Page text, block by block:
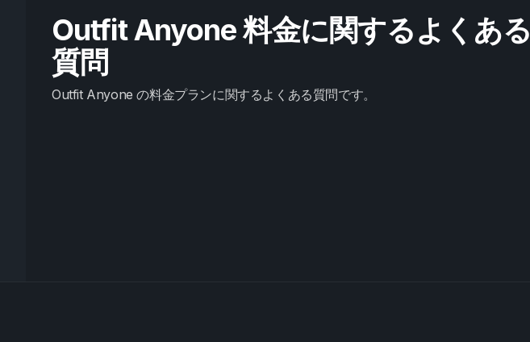
Outfit Anyone 料金に関するよくある
質問
Outfit Anyone の料金プランに関するよくある質問です。